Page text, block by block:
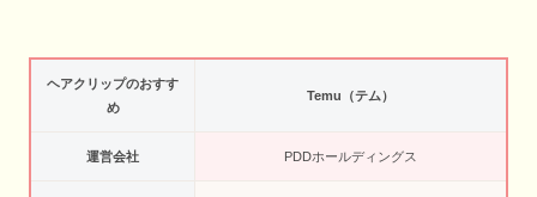
ヘアクリップのおすす
め
Temu（テム）
運営会社 PDDホールディングス